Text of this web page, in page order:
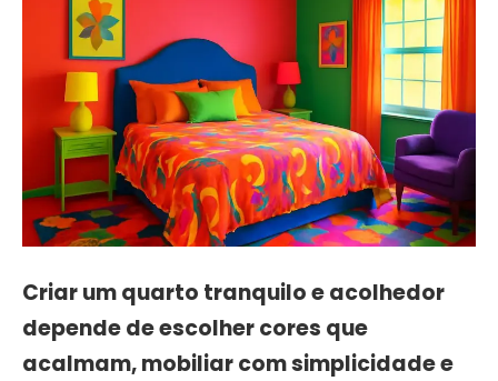
Criar um quarto tranquilo e acolhedor
depende de escolher cores que
acalmam, mobiliar com simplicidade e